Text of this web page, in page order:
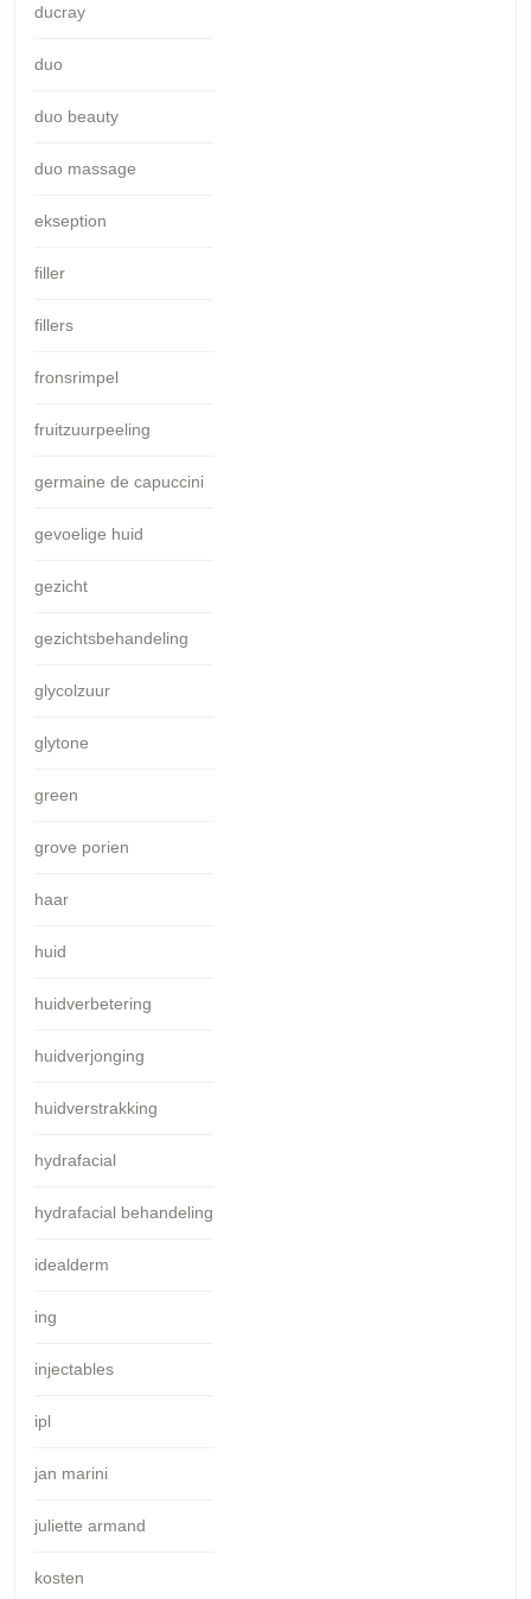
ducray
duo
duo beauty
duo massage
ekseption
filler
fillers
fronsrimpel
fruitzuurpeeling
germaine de capuccini
gevoelige huid
gezicht
gezichtsbehandeling
glycolzuur
glytone
green
grove porien
haar
huid
huidverbetering
huidverjonging
huidverstrakking
hydrafacial
hydrafacial behandeling
idealderm
ing
injectables
ipl
jan marini
juliette armand
kosten